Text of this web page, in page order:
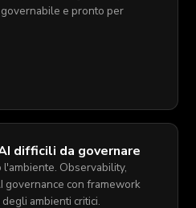
e pronto per
difficili da governare
Observability,
governance con framework
ambienti critici.